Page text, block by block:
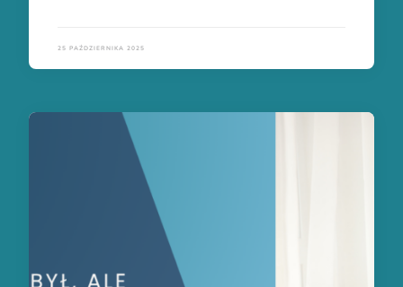
25 PAŹDZIERNIKA 2025